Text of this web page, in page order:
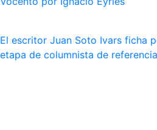
El escritor Juan Soto Ivars ficha
etapa de columnista de